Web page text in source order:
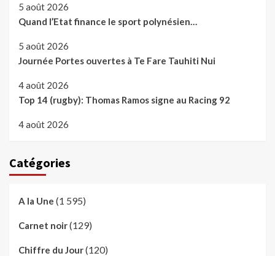
5 août 2026
Quand l’Etat finance le sport polynésien…
5 août 2026
Journée Portes ouvertes à Te Fare Tauhiti Nui
4 août 2026
Top 14 (rugby): Thomas Ramos signe au Racing 92
4 août 2026
Catégories
A la Une (1 595)
Carnet noir(129)
Chiffre du Jour(120)